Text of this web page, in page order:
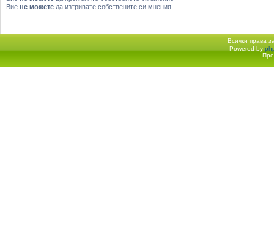
Вие не можете да изтривате собствените си мнения
Всички права
Начало форум Powered by